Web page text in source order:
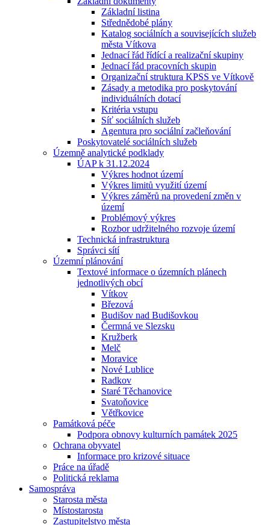
Základní listina
Střednědobé plány
Katalog sociálních a souvisejících služeb
města Vítkova
Jednací řád řídící a realizační skupiny
Jednací řád pracovních skupin
Organizační struktura KPSS ve Vítkově
Zásady a metodika pro poskytování
individuálních dotací
Kritéria vstupu
Síť sociálních služeb
Agentura pro sociální začleňování
Poskytovatelé sociálních služeb
Územně analytické podklady
ÚAP k 31.12.2024
Výkres hodnot území
Výkres limitů využití území
Výkres záměrů na provedení změn v
území
Problémový výkres
Rozbor udržitelného rozvoje území
Technická infrastruktura
Správci sítí
Územní plánování
Textové informace o územních plánech
jednotlivých obcí
Vítkov
Březová
Budišov nad Budišovkou
Čermná ve Slezsku
Kružberk
Melč
Moravice
Nové Lublice
Radkov
Staré Těchanovice
Svatoňovice
Větřkovice
Památková péče
Podpora obnovy kulturních památek 2025
Ochrana obyvatel
Informace pro krizové situace
Práce na úřadě
Politická reklama
Samospráva
Starosta města
Místostarosta
Zastupitelstvo města